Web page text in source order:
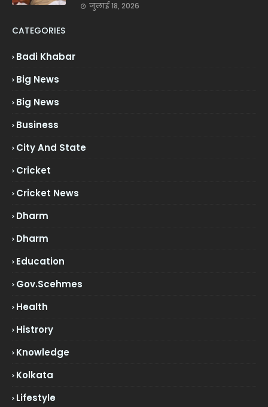
जुलाई 18, 2026
CATEGORIES
Badi Khabar
Big News
Big News
Business
City And State
Cricket
Cricket News
Dharm
Dharm
Education
Gov.scehmes
Health
Histrory
Knowledge
Kolkata
Lifestyle